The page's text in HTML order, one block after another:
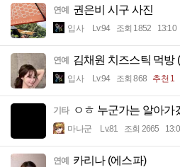
연예 권은비 시구 사진
입사 Lv.94 조회 1852 13:10
연예 김채원 치즈스틱 먹방
입사 Lv.94 조회 868 추천 1
기타 ㅇㅎ 누군가는 알아가
마나군 Lv.81 조회 2665
연예 카리나 (에스파)